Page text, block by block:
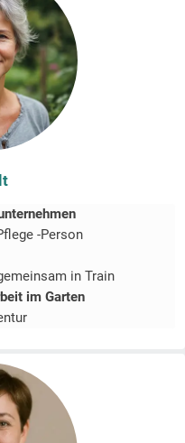
-Person
in Train
im Garten